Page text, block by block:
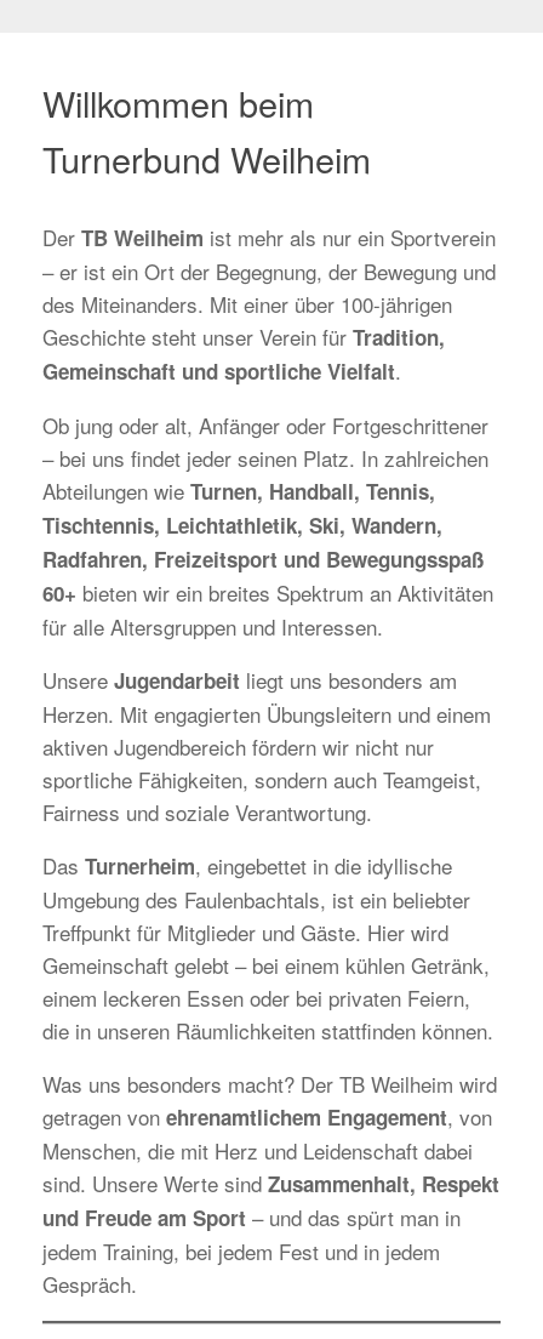
Willkommen beim
Turnerbund Weilheim
Der TB Weilheim ist mehr als nur ein Sportverein
– er ist ein Ort der Begegnung, der Bewegung und
des Miteinanders. Mit einer über 100-jährigen
Geschichte steht unser Verein für Tradition,
Gemeinschaft und sportliche Vielfalt.
Ob jung oder alt, Anfänger oder Fortgeschrittener
– bei uns findet jeder seinen Platz. In zahlreichen
Abteilungen wie Turnen, Handball, Tennis,
Tischtennis, Leichtathletik, Ski, Wandern,
Radfahren, Freizeitsport und Bewegungsspaß
60+ bieten wir ein breites Spektrum an Aktivitäten
für alle Altersgruppen und Interessen.
Unsere Jugendarbeit liegt uns besonders am
Herzen. Mit engagierten Übungsleitern und einem
aktiven Jugendbereich fördern wir nicht nur
sportliche Fähigkeiten, sondern auch Teamgeist,
Fairness und soziale Verantwortung.
Das Turnerheim, eingebettet in die idyllische
Umgebung des Faulenbachtals, ist ein beliebter
Treffpunkt für Mitglieder und Gäste. Hier wird
Gemeinschaft gelebt – bei einem kühlen Getränk,
einem leckeren Essen oder bei privaten Feiern,
die in unseren Räumlichkeiten stattfinden können.
Was uns besonders macht? Der TB Weilheim wird
getragen von ehrenamtlichem Engagement, von
Menschen, die mit Herz und Leidenschaft dabei
sind. Unsere Werte sind Zusammenhalt, Respekt
und Freude am Sport – und das spürt man in
jedem Training, bei jedem Fest und in jedem
Gespräch.